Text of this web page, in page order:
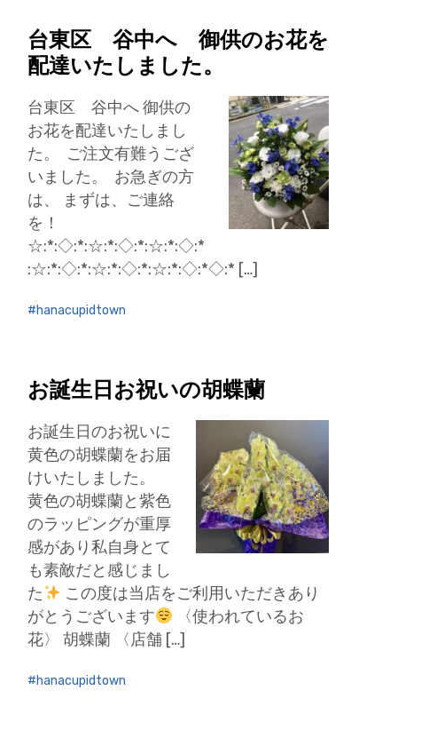
台東区 谷中へ 御供のお花を
配達いたしました。
台東区 谷中へ 御供の
お花を配達いたしまし
た。 ご注文有難うござ
いました。 お急ぎの方
は、 まずは、ご連絡
を！
☆:*:◇:*:☆:*:◇:*:☆:*:◇:*
:☆:*:◇:*:☆:*:◇:*:☆:*:◇:*◇:* […]
hanacupidtown
お誕生日お祝いの胡蝶蘭
お誕生日のお祝いに
黄色の胡蝶蘭をお届
けいたしました。
黄色の胡蝶蘭と紫色
のラッピングが重厚
感があり私自身とて
も素敵だと感じまし
た
この度は当店をご利用いただきあり
がとうございます
〈使われているお
花〉 胡蝶蘭 〈店舗 […]
hanacupidtown